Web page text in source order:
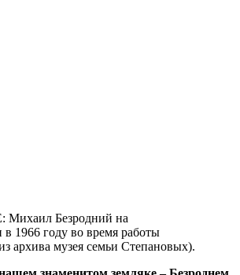
Безродний на
в 1966 году во время работы
архива музея семьи Степановых).